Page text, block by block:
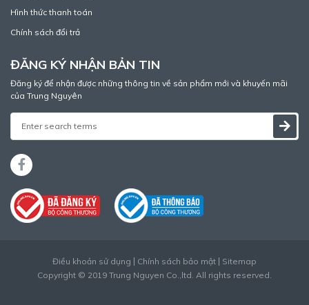
Hình thức thanh toán
Chính sách đổi trả
ĐĂNG KÝ NHẬN BẢN TIN
Đăng ký để nhận được những thông tin về sản phẩm mới và khuyến mãi
của Trung Nguyên
Điều khoản sử dụng Chính sách bảo mật
Sitemap
Copyright © 2019 Trung Nguyen Co.,ltd. All rights reserved.